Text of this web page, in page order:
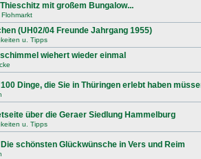
mit großem Bungalow...
(UH02/04 Freunde Jahrgang 1955)
u. Tipps
wiehert wieder einmal
Dinge, die Sie in Thüringen erlebt haben
über die Geraer Siedlung Hammelburg
u. Tipps
schönsten Glückwünsche in Vers und Reim